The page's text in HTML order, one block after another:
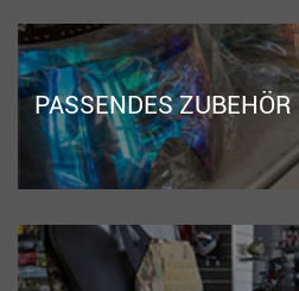
PASSENDES ZUBEHÖR